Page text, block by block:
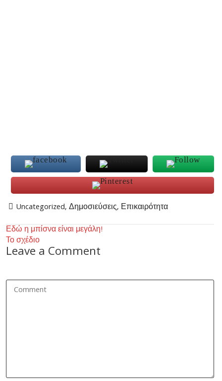
Uncategorized,Δημοσιεύσεις, Επικαιρότητα
Post
navigation
Εδώ η μπίσνα είναι μεγάλη!
Το σχέδιο
Leave a Comment